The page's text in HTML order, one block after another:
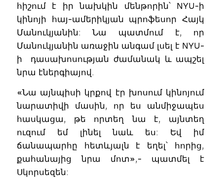
հիշում է իր նախկին մենթորին՝ NYU-ի
կինոյի հայ-ամերիկյան պրոֆեսոր Հայկ
Մանուկյանին: Նա պատմում է, որ
Մանուկյանին առաջին անգամ լսել է NYU-
ի դասախոսության ժամանակ և ապշել
նրա էներգիայով.
«Նա այնպիսի կրքով էր խոսում կինոյում
նարատիվի մասին, որ ես անմիջապես
հասկացա, թե որտեղ նա է, այնտեղ
ուզում եմ լինել նաև ես: Եվ իմ
ճանապարհը հետևյալն է եղել՝ հորից,
քահանայից նրա մոտ»,- պատմել է
Սկորսեզեն: